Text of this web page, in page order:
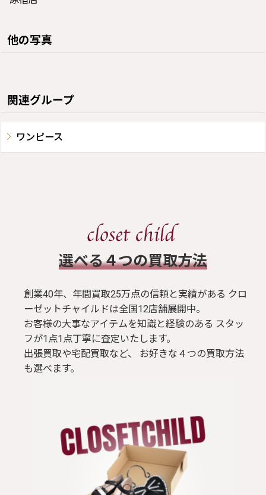
他の写真
関連グループ
ワンピース
​選べる４つの買取方法
創業40年、年間買取25万点の信頼と実績がある クロ
ーゼットチャイルドは全国12店舗展開中。
お客様の大事なアイテムを知識と経験のある スタッ
フが1点1点丁寧に査定いたします。
出張買取や宅配買取など、 お好きな４つの買取方法
も選べます。